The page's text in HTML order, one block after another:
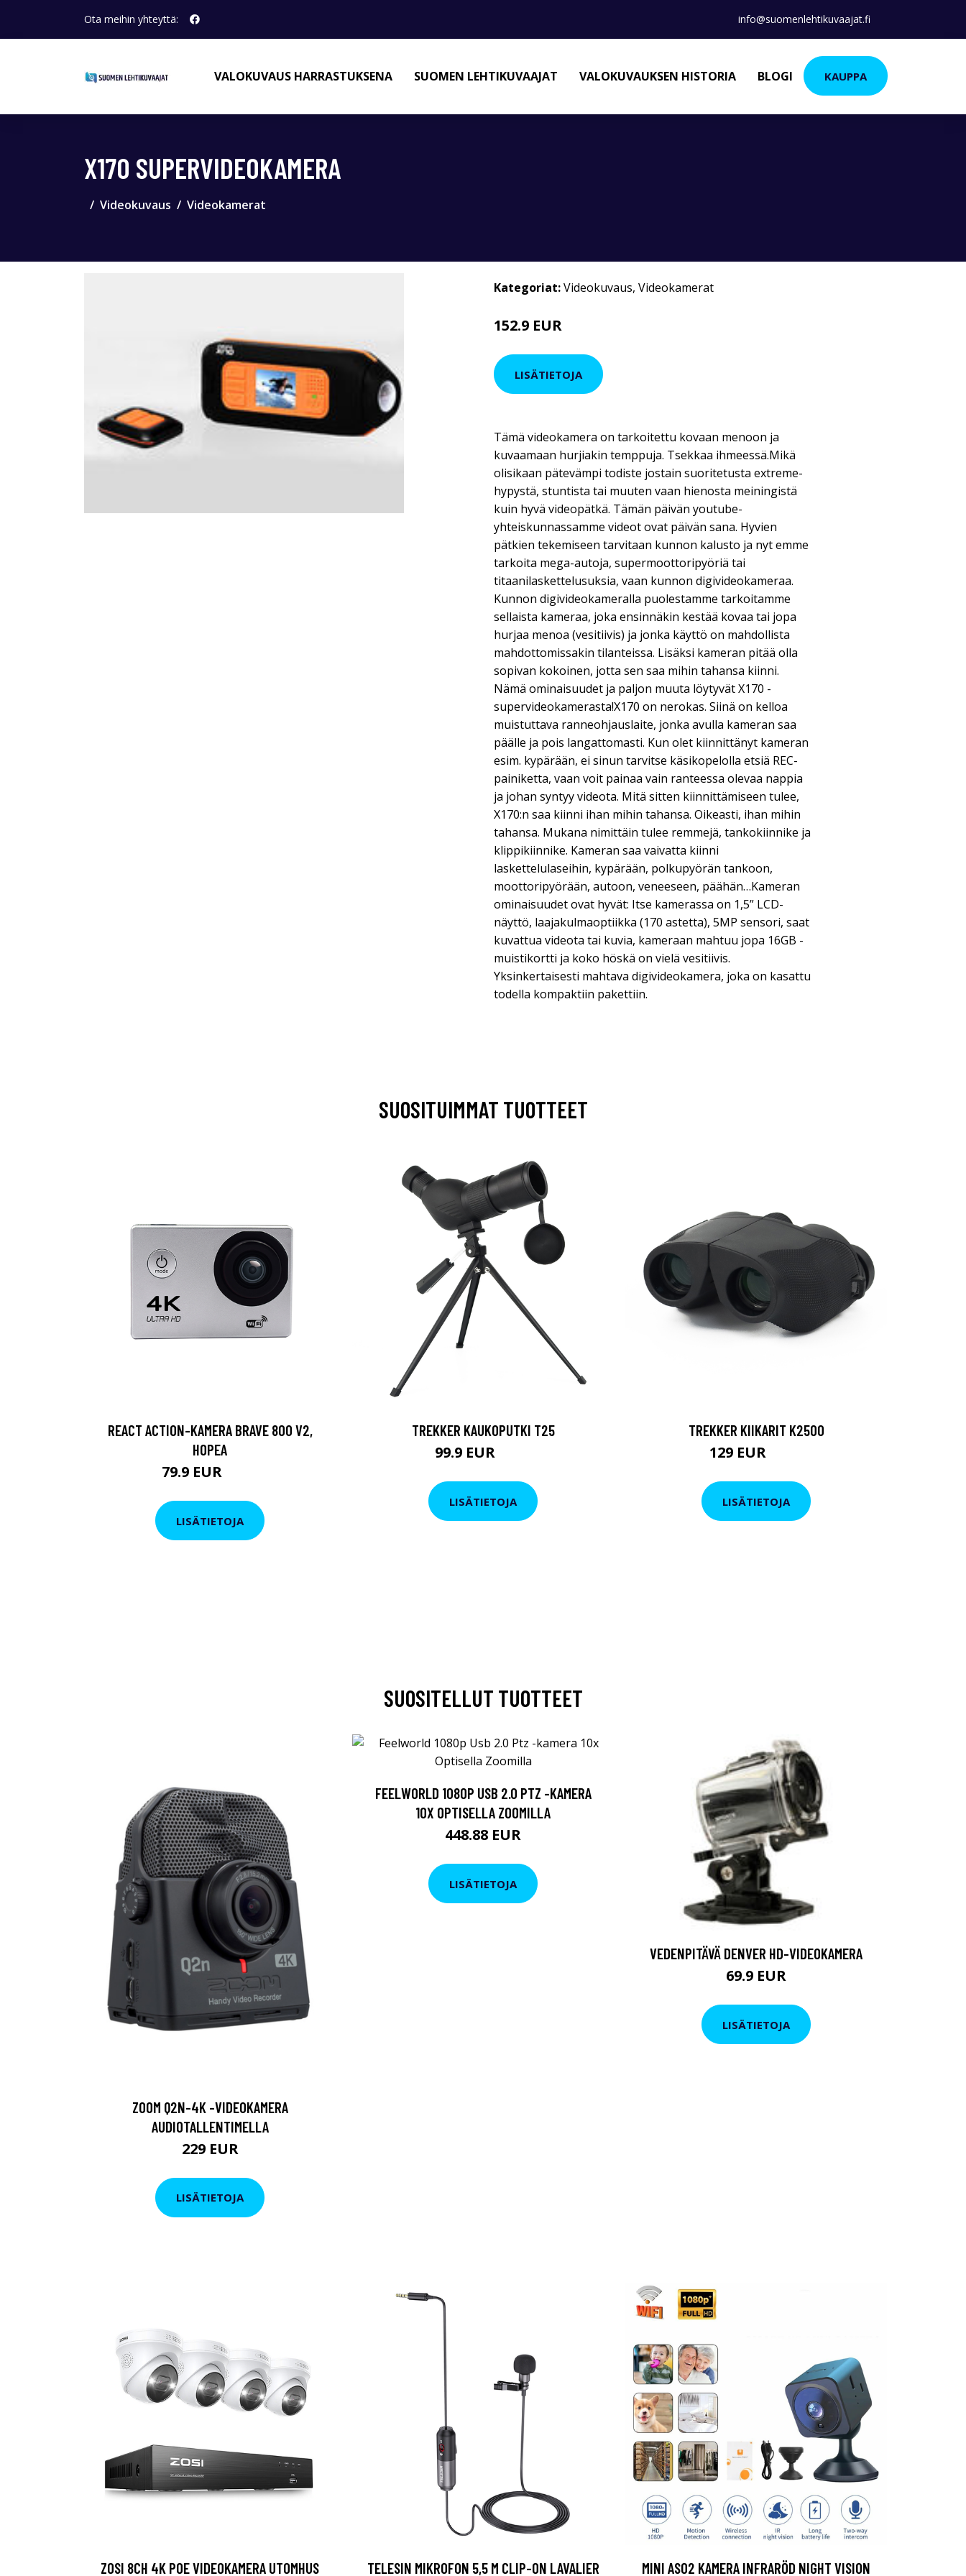
Ota meihin yhteyttä: info@suomenlehtikuvaajat.fi
VALOKUVAUS HARRASTUKSENA SUOMEN LEHTIKUVAAJAT VALOKUVAUKSEN HISTORIA BLOGI KAUPPA
X170 SUPERVIDEOKAMERA
Videokuvaus Videokamerat
Kategoriat:Videokuvaus, Videokamerat
152.9 EUR
LISÄTIETOJA
Tämä videokamera on tarkoitettu kovaan menoon ja
kuvaamaan hurjiakin temppuja. Tsekkaa ihmeessä.Mikä
olisikaan pätevämpi todiste jostain suoritetusta extreme-
hypystä, stuntista tai muuten vaan hienosta meiningistä
kuin hyvä videopätkä. Tämän päivän youtube-
yhteiskunnassamme videot ovat päivän sana. Hyvien
pätkien tekemiseen tarvitaan kunnon kalusto ja nyt emme
tarkoita mega-autoja, supermoottoripyöriä tai
titaanilaskettelusuksia, vaan kunnon digivideokameraa.
Kunnon digivideokameralla puolestamme tarkoitamme
sellaista kameraa, joka ensinnäkin kestää kovaa tai jopa
hurjaa menoa (vesitiivis) ja jonka käyttö on mahdollista
mahdottomissakin tilanteissa. Lisäksi kameran pitää olla
sopivan kokoinen, jotta sen saa mihin tahansa kiinni.
Nämä ominaisuudet ja paljon muuta löytyvät X170 -
supervideokamerasta!X170 on nerokas. Siinä on kelloa
muistuttava ranneohjauslaite, jonka avulla kameran saa
päälle ja pois langattomasti. Kun olet kiinnittänyt kameran
esim. kypärään, ei sinun tarvitse käsikopelolla etsiä REC-
painiketta, vaan voit painaa vain ranteessa olevaa nappia
ja johan syntyy videota. Mitä sitten kiinnittämiseen tulee,
X170:n saa kiinni ihan mihin tahansa. Oikeasti, ihan mihin
tahansa. Mukana nimittäin tulee remmejä, tankokiinnike ja
klippikiinnike. Kameran saa vaivatta kiinni
laskettelulaseihin, kypärään, polkupyörän tankoon,
moottoripyörään, autoon, veneeseen, päähän…Kameran
ominaisuudet ovat hyvät: Itse kamerassa on 1,5” LCD-
näyttö, laajakulmaoptiikka (170 astetta), 5MP sensori, saat
kuvattua videota tai kuvia, kameraan mahtuu jopa 16GB -
muistikortti ja koko höskä on vielä vesitiivis.
Yksinkertaisesti mahtava digivideokamera, joka on kasattu
todella kompaktiin pakettiin.
SUOSITUIMMAT TUOTTEET
REACT ACTION-KAMERA BRAVE 800 V2,
HOPEA
79.9 EUR
LISÄTIETOJA
TREKKER KAUKOPUTKI T25
99.9 EUR
LISÄTIETOJA
TREKKER KIIKARIT K2500
129 EUR
LISÄTIETOJA
SUOSITELLUT TUOTTEET
ZOOM Q2N-4K -VIDEOKAMERA
AUDIOTALLENTIMELLA
229 EUR
LISÄTIETOJA
FEELWORLD 1080P USB 2.0 PTZ -KAMERA
10X OPTISELLA ZOOMILLA
448.88 EUR
LISÄTIETOJA
VEDENPITÄVÄ DENVER HD-VIDEOKAMERA
69.9 EUR
LISÄTIETOJA
ZOSI 8CH 4K POE VIDEOKAMERA UTOMHUS TELESIN MIKROFON 5,5 M CLIP-ON LAVALIER MINI AS02 KAMERA INFRARÖD NIGHT VISION